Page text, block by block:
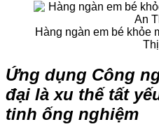
Hàng ngàn em bé khỏe
Ứng dụng Công
đại là xu thế tất
tinh ống nghiệm